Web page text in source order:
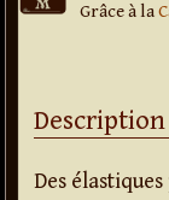
Grâce à la
Description
Des